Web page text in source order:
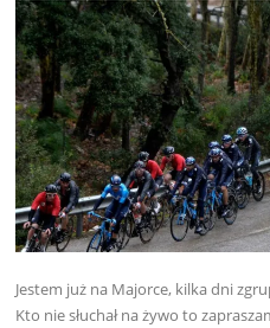
Jestem już na Majorce, kilka dni
Kto nie słuchał na żywo to